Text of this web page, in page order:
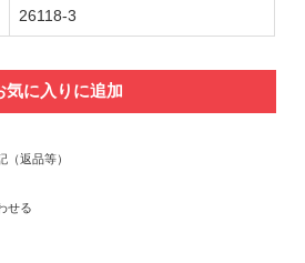
26118-3
気に入りに追加
（返品等）
せる